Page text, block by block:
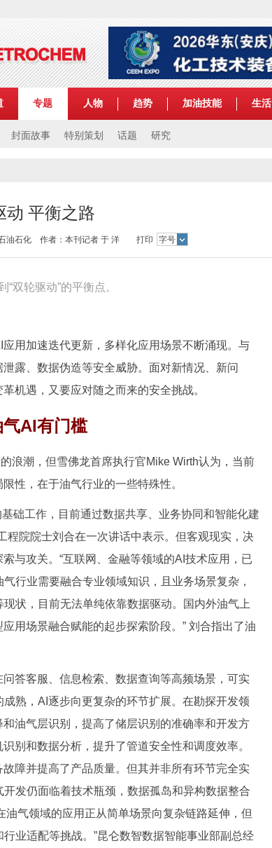
专题
封面故事 特别策划 话题 研究
人物 趋势 加油技能 生活
动 平衡之路
石油石化 作者：本刊记者 于 洋 打印 字号
双轮驱动”的平衡点。
加速迭代更新，多样化应用场景不断涌现。与
露、数据伪造等安全威胁。面对新情况、新问
机遇，又要应对随之而来的安全挑战。
气AI有门槛
潮，但雪佛龙首席执行官Mike Wirth认为，当前
性，在于油气行业的一些特殊性。
础工作，目前通过数据共享、业务协同和智能化建
程院院士刘合在一次讲话中表示。但客观现实，决
与攻关。“互联网、金融等领域的AI技术应用，已
行业需要融合专业领域知识，且业务场景复杂，
状，目前无法单纯依靠数据驱动。国内外油气上
用场景融合赋能的起步探索阶段。” 刘合指出了油
客服、信息检索、数据查询等高频场景，可实
熟，AI逐步向更复杂的环节扩展。在勘探开发领
油气层识别，提高了储层识别的准确率和开发方
别和数据分析，提升了管道安全性和调度效率。
障并提高了产品质量。但其并非所有环节完全实
发仍面临着技术瓶颈，数据孤岛和异构数据整合
油气领域的应用正从简单场景向复杂链路延伸，但
业适配等挑战。”昆仑数智数据智能事业部副总经